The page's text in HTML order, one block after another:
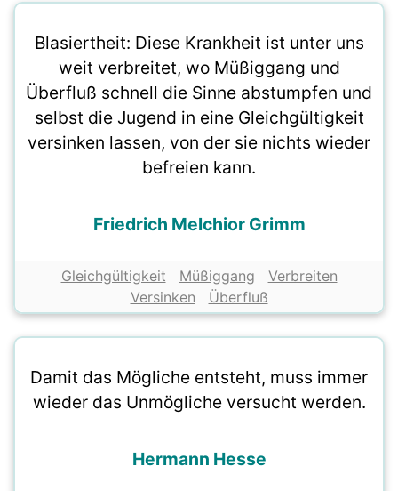
Blasiertheit: Diese Krankheit ist unter uns
weit verbreitet, wo Müßiggang und
Überfluß schnell die Sinne abstumpfen und
selbst die Jugend in eine Gleichgültigkeit
versinken lassen, von der sie nichts wieder
befreien kann.
Friedrich Melchior Grimm
Gleichgültigkeit Müßiggang
Verbreiten
Versinken
Überfluß
Damit das Mögliche entsteht, muss immer
wieder das Unmögliche versucht werden.
Hermann Hesse